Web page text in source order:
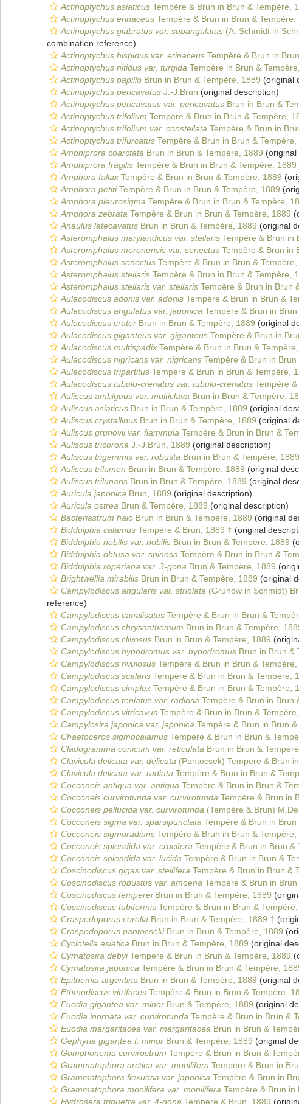
Actinoptychus asiaticus Tempère & Brun in Brun & Tempère,
Actinoptychus erinaceus Tempère & Brun in Brun & Tempère,
Actinoptychus glabratus var. subangulatus (A. Schmidt in
combination reference)
Actinoptychus hispidus var. erinaceus Tempère & Brun in
Actinoptychus nitidus var. turgida Tempère in Brun &
Actinoptychus papillo Brun in Brun & Tempère, 1889 (original
Actinoptychus pericavatus J.-J.Brun (original description)
Actinoptychus pericavatus var. pericavatus Brun in Brun &
Actinoptychus trifolium Tempère & Brun in Brun & Tempère,
Actinoptychus trifolium var. constellata Tempère & Brun in
Actinoptychus trifurcatus Tempère & Brun in Brun & Tempère,
Amphiprora coarctata Brun in Brun & Tempère, 1889 (original
Amphiprora fragilis Tempère & Brun in Brun & Tempère, 1889
Amphora fallax Tempère & Brun in Brun & Tempère, 1889
Amphora petitiTempère & Brun in Brun & Tempère, 1889
Amphora pleurosigma Tempère & Brun in Brun & Tempère,
Amphora zebrata Tempère & Brun in Brun & Tempère, 1889
Anaulus latecavatus Brun in Brun & Tempère, 1889 (original
Asteromphalus marylandicus var. stellaris Tempère & Brun in
Asteromphalus moronensis var. senectus Tempère & Brun in
Asteromphalus senectus Tempère & Brun in Brun & Tempère,
Asteromphalus stellaris Tempère & Brun in Brun & Tempère,
Asteromphalus stellaris var. stellaris Tempère & Brun in Brun
Aulacodiscus adonis var. adonis Tempère & Brun in Brun &
Aulacodiscus angulatus var. japonica Tempère & Brun in
Aulacodiscus crater Brun in Brun & Tempère, 1889 (original
Aulacodiscus giganteus var. giganteus Tempère & Brun in
Aulacodiscus multispadix Tempère & Brun in Brun &
Aulacodiscus nigricans var. nigricans Tempère & Brun in
Aulacodiscus tripartitus Tempère & Brun in Brun & Tempère,
Aulacodiscus tubulo-crenatus var. tubulo-crenatus Tempère
Auliscus ambiguus var. multiclava Brun in Brun & Tempère,
Auliscus asiaticus Brun in Brun & Tempère, 1889 (original
Auliscus crystallinus Brun in Brun & Tempère, 1889 (original
Auliscus grunovii var. flammula Tempère & Brun in Brun &
Auliscus tricorona J.-J.Brun, 1889 (original description)
Auliscus trigemmis var. robusta Brun in Brun & Tempère, 1889
Auliscus trilumen Brun in Brun & Tempère, 1889 (original
Auliscus trilunaris Brun in Brun & Tempère, 1889 (original
Auricula japonica Brun, 1889 (original description)
Auricula ostrea Brun & Tempère, 1889 (original description)
Bacteriastrum halo Brun in Brun & Tempère, 1889 (original
Biddulphia calamus Tempère & Brun, 1889 † (original
Biddulphia nobilis var. nobilis Brun in Brun & Tempère, 1889
Biddulphia obtusa var. spinosa Tempère & Brun in Brun &
Biddulphia roperiana var. 3-gona Brun & Tempère, 1889
Brightwellia mirabilis Brun in Brun & Tempère, 1889 (original
Campylodiscus angularis var. striolata (Grunow in Schmidt)
reference)
Campylodiscus canalisatus Tempère & Brun in Brun &
Campylodiscus chrysanthemum Brun in Brun & Tempère,
Campylodiscus clivosus Brun in Brun & Tempère, 1889
Campylodiscus hypodromus var. hypodromus Brun in Brun &
Campylodiscus rivulosus Tempère & Brun in Brun & Tempère,
Campylodiscus scalaris Tempère & Brun in Brun & Tempère,
Campylodiscus simplex Tempère & Brun in Brun & Tempère,
Campylodiscus teniatus var. radiosa Tempère & Brun in Brun
Campylodiscus vitricavus Tempère & Brun in Brun &
Campylosira japonica var. japonica Tempère & Brun in Brun
Chaetoceros sigmocalamus Tempère & Brun in Brun &
Cladogramma conicum var. reticulata Brun in Brun &
Clavicula delicata var. delicata (Pantocsek) Tempere & Brun
Clavicula delicata var. radiata Tempère & Brun in Brun &
Cocconeis antiqua var. antiqua Tempère & Brun in Brun &
Cocconeis curvirotunda var. curvirotunda Tempère & Brun in
Cocconeis pellucida var. curvirotunda (Tempère & Brun)
Cocconeis sigma var. sparsipunctata Tempère & Brun in
Cocconeis sigmoradians Tempère & Brun in Brun & Tempère,
Cocconeis splendida var. crucifera Tempère & Brun in Brun &
Cocconeis splendida var. lucida Tempère & Brun in Brun &
Coscinodiscus gigas var. stellifera Tempère & Brun in Brun &
Coscinodiscus robustus var. amoena Tempère & Brun in
Coscinodiscus tempereiBrun in Brun & Tempère, 1889
Coscinodiscus tubiformis Tempère & Brun in Brun &
Craspedoporus corolla Brun in Brun & Tempère, 1889 †
Craspedoporus pantocsekiBrun in Brun & Tempère, 1889
Cyclotella asiatica Brun in Brun & Tempère, 1889 (original
Cymatosira debyiTempère & Brun in Brun & Tempère, 1889
Cymatosira japonica Tempère & Brun in Brun & Tempère,
Epithemia argentina Brun in Brun & Tempère, 1889 (original
Ethmodiscus vitrifaces Tempère & Brun in Brun & Tempère,
Euodia gigantea var. minor Brun & Tempère, 1889 (original
Euodia inornata var. curvirotunda Tempère & Brun in Brun &
Euodia margaritacea var. margaritacea Brun in Brun &
Gephyria gigantea f. minor Brun & Tempère, 1889 (original
Gomphonema curvirostrum Tempère & Brun in Brun &
Grammatophora arctica var. monilifera Tempère & Brun in
Grammatophora flexuosa var. japonica Tempère & Brun in
Grammatophora monilifera var. monilifera Tempère & Brun in
Hydrosera triquetra var. 4-gona Tempère & Brun, 1889